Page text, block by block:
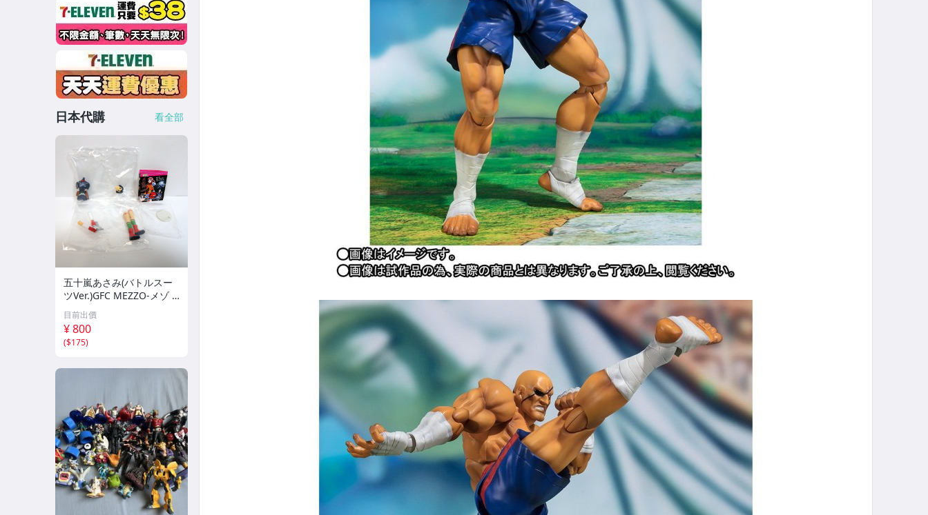
日本代購 看全部
五十嵐あさみ(バトルスー
ツVer.)GFC MEZZO-メゾ F
eaturing フィギュア レア
バージョン■美少女フィギ
ュア/未開封品/当時物/希
少
目前出價
¥ 800
($175)